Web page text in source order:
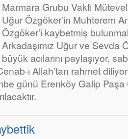
Marmara Grubu Vakfı
Uğur Özgöker'in Muhterem
Özgöker'i kaybetmiş
Arkadaşımız Uğur ve Sevda
büyük acılarını paylaşıyor,
ı Allah'tan rahmet
günü Erenköy Galip